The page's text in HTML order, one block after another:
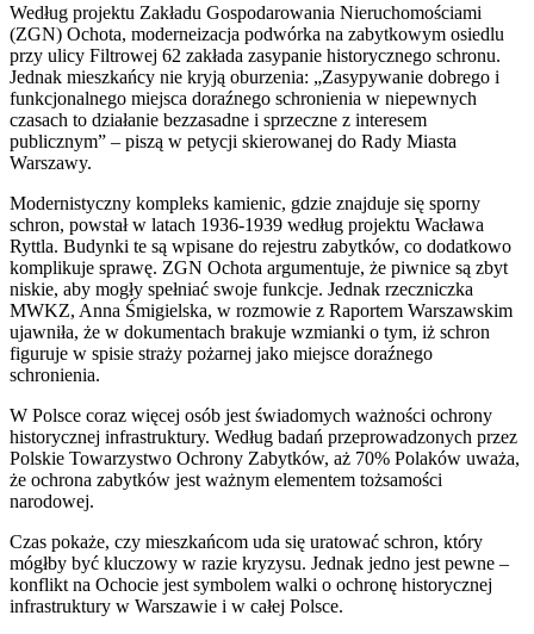
Według projektu Zakładu Gospodarowania Nieruchomościami
(ZGN) Ochota, moderneizacja podwórka na zabytkowym osiedlu
przy ulicy Filtrowej 62 zakłada zasypanie historycznego schronu.
Jednak mieszkańcy nie kryją oburzenia: „Zasypywanie dobrego i
funkcjonalnego miejsca doraźnego schronienia w niepewnych
czasach to działanie bezzasadne i sprzeczne z interesem
publicznym” – piszą w petycji skierowanej do Rady Miasta
Warszawy.
Modernistyczny kompleks kamienic, gdzie znajduje się sporny
schron, powstał w latach 1936-1939 według projektu Wacława
Ryttla. Budynki te są wpisane do rejestru zabytków, co dodatkowo
komplikuje sprawę. ZGN Ochota argumentuje, że piwnice są zbyt
niskie, aby mogły spełniać swoje funkcje. Jednak rzeczniczka
MWKZ, Anna Śmigielska, w rozmowie z Raportem Warszawskim
ujawniła, że w dokumentach brakuje wzmianki o tym, iż schron
figuruje w spisie straży pożarnej jako miejsce doraźnego
schronienia.
W Polsce coraz więcej osób jest świadomych ważności ochrony
historycznej infrastruktury. Według badań przeprowadzonych przez
Polskie Towarzystwo Ochrony Zabytków, aż 70% Polaków uważa,
że ochrona zabytków jest ważnym elementem tożsamości
narodowej.
Czas pokaże, czy mieszkańcom uda się uratować schron, który
mógłby być kluczowy w razie kryzysu. Jednak jedno jest pewne –
konflikt na Ochocie jest symbolem walki o ochronę historycznej
infrastruktury w Warszawie i w całej Polsce.